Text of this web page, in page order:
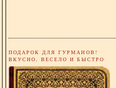
ПОДАРОК ДЛЯ ГУРМАНОВ!
ВКУСНО, ВЕСЕЛО И БЫСТРО